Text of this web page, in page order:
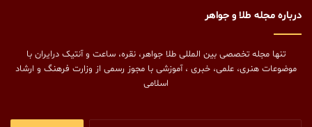
درباره مجله طلا و جواهر
تنها مجله تخصصی بین المللی طلا جواهر، نقره، ساعت و آنتیک درایران با
موضوعات هنری، علمی، خبری ، آموزشی با مجوز رسمی از وزارت فرهنگ و ارشاد
اسلامی